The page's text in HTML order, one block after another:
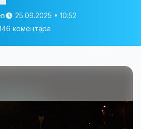
25.09.2025 • 10:52
коментара